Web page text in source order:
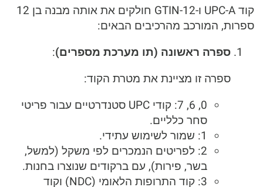
קוד UPC-A ו-GTIN-12 חולקים את אותה מבנה בן 12
ספרות, המורכב מהרכיבים הבאים:
ספרה ראשונה (תו מערכת מספרים):
ספרה זו מציינת את מטרת הקוד:
0, 6, 7: קודי UPC סטנדרטיים עבור פריטי
סחר כלליים.
1: שמור לשימוש עתידי.
2: לפריטים הנמכרים לפי משקל (למשל,
בשר, פירות), עם ברקודים שנוצרו בחנות.
3: קוד התרופות הלאומי (NDC) וקוד